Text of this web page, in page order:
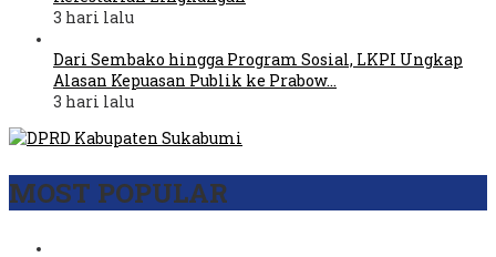
3 hari lalu
Dari Sembako hingga Program Sosial, LKPI Ungkap
Alasan Kepuasan Publik ke Prabow…
3 hari lalu
MOST POPULAR